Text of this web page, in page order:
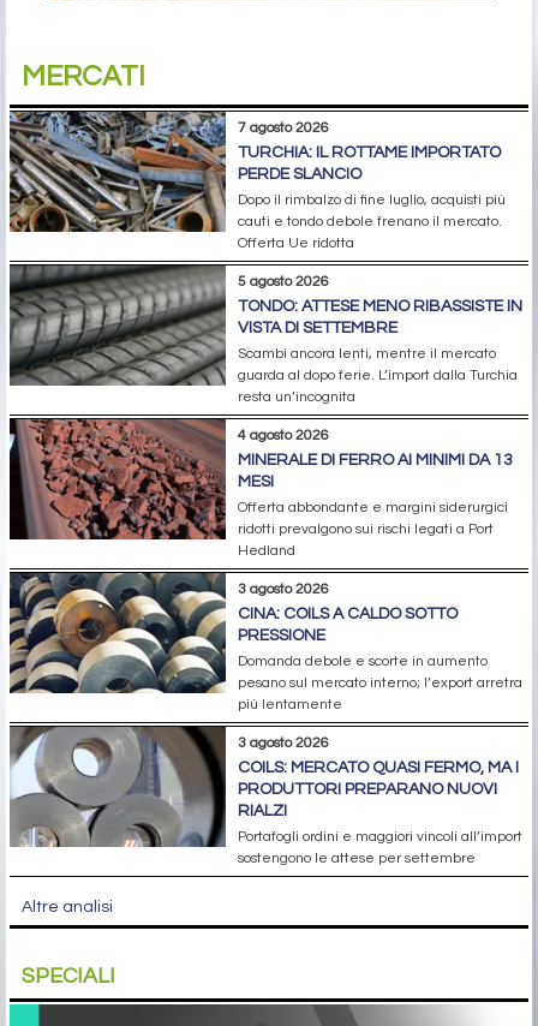
MERCATI
7 agosto 2026
TURCHIA: IL ROTTAME IMPORTATO
PERDE SLANCIO
Dopo il rimbalzo di fine luglio, acquisti più
cauti e tondo debole frenano il mercato.
Offerta Ue ridotta
5 agosto 2026
TONDO: ATTESE MENO RIBASSISTE IN
VISTA DI SETTEMBRE
Scambi ancora lenti, mentre il mercato
guarda al dopo ferie. L’import dalla Turchia
resta un’incognita
4 agosto 2026
MINERALE DI FERRO AI MINIMI DA 13
MESI
Offerta abbondante e margini siderurgici
ridotti prevalgono sui rischi legati a Port
Hedland
3 agosto 2026
CINA: COILS A CALDO SOTTO
PRESSIONE
Domanda debole e scorte in aumento
pesano sul mercato interno; l’export arretra
più lentamente
3 agosto 2026
COILS: MERCATO QUASI FERMO, MA I
PRODUTTORI PREPARANO NUOVI
RIALZI
Portafogli ordini e maggiori vincoli all’import
sostengono le attese per settembre
Altre analisi
SPECIALI